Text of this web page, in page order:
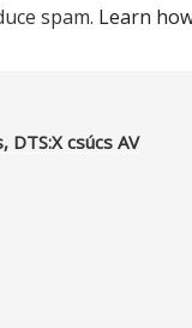
spam. Learn
csúcs AV